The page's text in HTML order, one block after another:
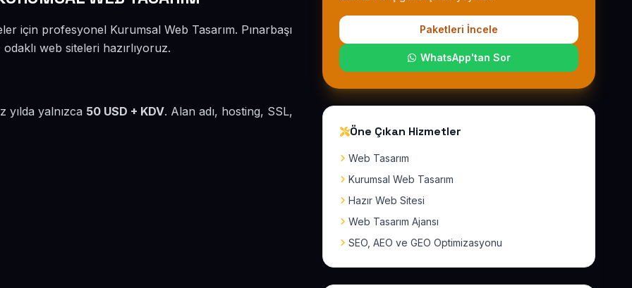
için profesyonel Kurumsal Web Tasarım. Pınarbaşı
web siteleri hazırlıyoruz.
yılda yalnızca 50 USD + KDV. Alan adı, hosting, SSL,
Paketleri İncele
WhatsApp'tan Sor
Öne Çıkan Hizmetler
Web Tasarım
Kurumsal Web Tasarım
Hazır Web Sitesi
Web Tasarım Ajansı
SEO, AEO ve GEO Optimizasyonu